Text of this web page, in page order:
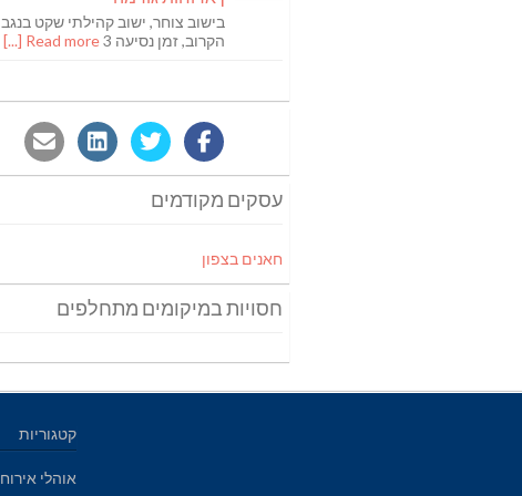
בישוב צוחר, ישוב קהילתי שקט בנגב
הקרוב, זמן נסיעה 3
Read more [...]
עסקים מקודמים
חאנים בצפון
חסויות במיקומים מתחלפים
קטגוריות
אוהלי אירוח